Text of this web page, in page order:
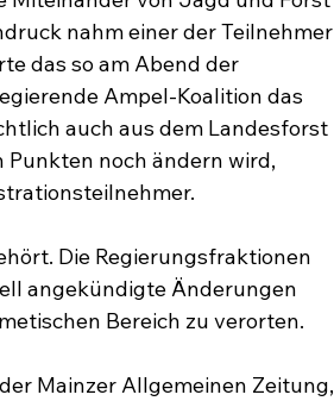
nahm einer der Teilnehmer
das so am Abend der
Ampel-Koalition das
auch aus dem Landesforst
noch ändern wird,
Die Regierungsfraktionen
angekündigte Änderungen
Bereich zu verorten.
Mainzer Allgemeinen Zeitung,